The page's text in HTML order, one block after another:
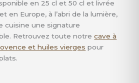
en 25 cl et 50 cl et livrée
en Europe, à l’abri de la lumière,
cuisine une signature
Retrouvez toute notrecave à
et huiles vierges pour